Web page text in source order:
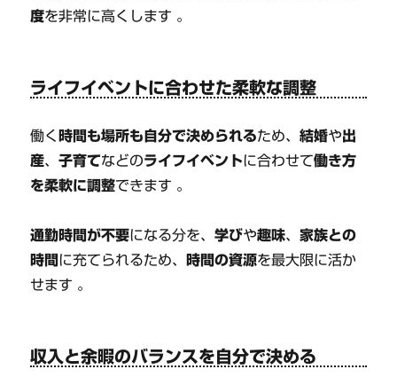
度を非常に高くします 。
ライフイベントに合わせた柔軟な調整
働く 時間も場所も自分で決められるため、結婚や出
産、子育てなどのライフイベントに合わせて働き方
を柔軟に調整できます 。
通勤時間が不要になる分を、学びや趣味、家族との
時間 に充てられるため、 時間の資源を最大限に活か
せます 。
収入と余暇のバランスを自分で決める